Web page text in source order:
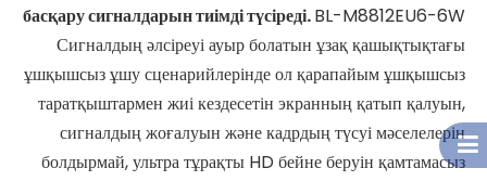
басқару сигналдарын тиімді түсіреді.BL-M8812EU6-6W
Сигналдың әлсіреуі ауыр болатын ұзақ қашықтықтағы
ұшқышсыз ұшу сценарийлерінде ол қарапайым ұшқышсыз
таратқыштармен жиі кездесетін экранның қатып қалуын,
сигналдың жоғалуын және кадрдың түсуі мәселелерін
болдырмай, ультра тұрақты HD бейне беруін қамтамасыз